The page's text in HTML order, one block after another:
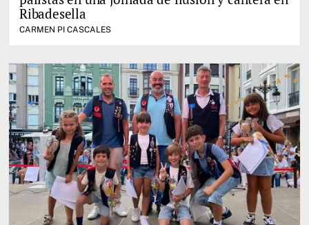
Ribadesella
CARMEN PI CASCALES